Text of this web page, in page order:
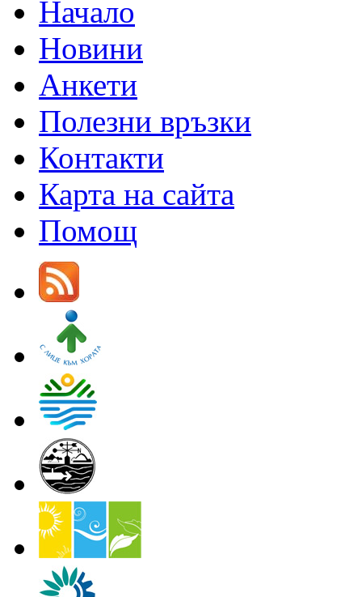
Начало
Новини
Анкети
Полезни връзки
Контакти
Карта на сайта
Помощ